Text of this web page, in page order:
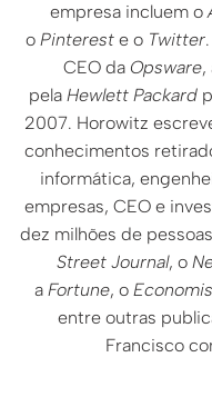
empresa incluem o
o Pinterest e o Twitter
CEO da Opsware,
pela Hewlett Packard
2007. Horowitz
conhecimentos
informática,
empresas, CEO e
dez milhões de
Street Journal, o
a Fortune, o
entre outras
Francisco